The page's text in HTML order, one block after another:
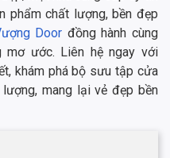
phẩm chất lượng, bền đẹp
Door đồng hành cùng
mơ ước. Liên hệ ngay với
khám phá bộ sưu tập cửa
mang lại vẻ đẹp bền